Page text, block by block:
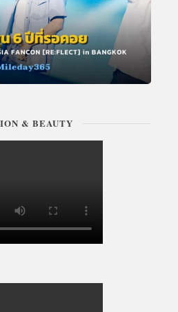
& BEAUTY